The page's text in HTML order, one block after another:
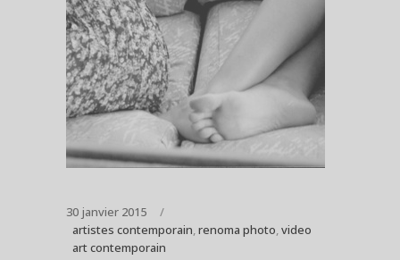
30 janvier 2015
artistes contemporain,renoma photo,video
art contemporain